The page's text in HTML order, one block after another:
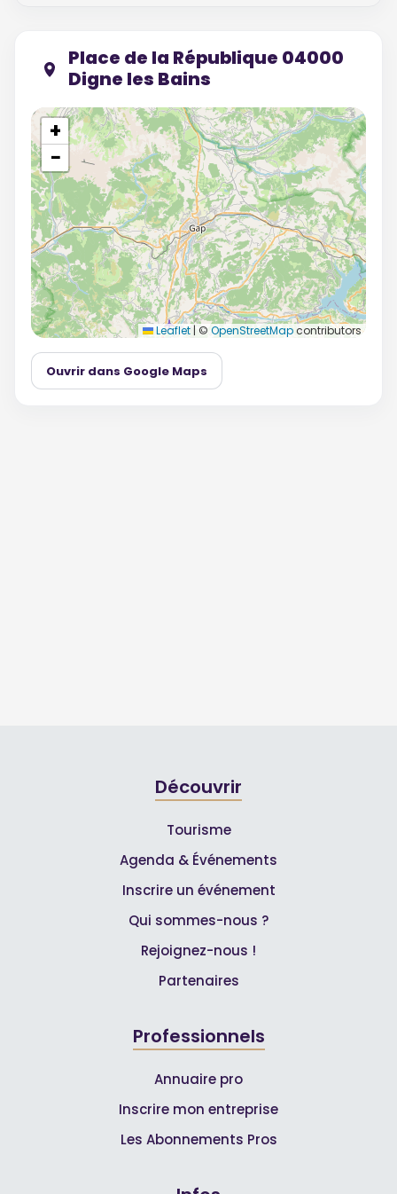
Place de la République 04000
Digne les Bains
+
−
Leaflet | © OpenStreetMapcontributors
Ouvrir dans Google Maps
Découvrir
Tourisme
Agenda & Événements
Inscrire un événement
Qui sommes-nous ?
Rejoignez-nous !
Partenaires
Professionnels
Annuaire pro
Inscrire mon entreprise
Les Abonnements Pros